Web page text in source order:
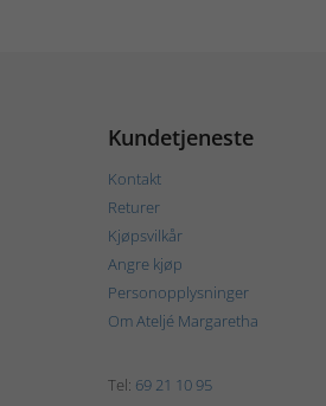
Kundetjeneste
Kontakt
Returer
Kjøpsvilkår
Angre kjøp
Personopplysninger
Om Ateljé Margaretha
Tel: 69 21 10 95